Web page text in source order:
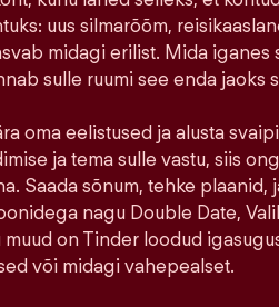
uus silmarõõm,
midagi erilist. Mida iganes
sulle ruumi see enda jaoks
oma eelistused ja alusta
ja tema sulle vastu, siis
Saada sõnum, tehke plaanid,
nagu Double Date,
muud on Tinder loodud
või midagi vahepealset.